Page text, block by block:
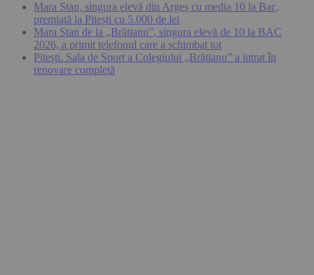
Mara Stan, singura elevă din Argeș cu media 10 la Bac,
premiată la Pitești cu 5.000 de lei
Mara Stan de la „Brătianu”, singura elevă de 10 la BAC
2026, a primit telefonul care a schimbat tot
Pitești. Sala de Sport a Colegiului „Brătianu” a intrat în
renovare completă